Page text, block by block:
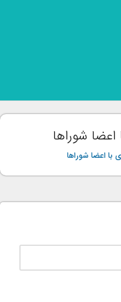
شوراها
با اعضا شوراها